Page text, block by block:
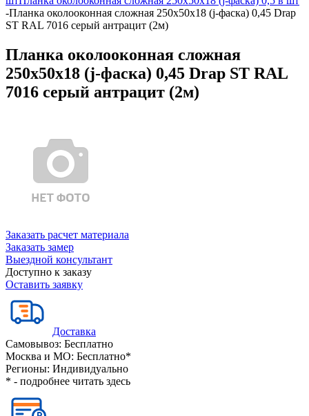
-Планка околооконная сложная 250х50х18 (j-фаска) 0,45 Drap
ST RAL 7016 серый антрацит (2м)
Планка околооконная сложная
250х50х18 (j-фаска) 0,45 Drap ST RAL
7016 серый антрацит (2м)
Заказать расчет материала
Заказать замер
Выездной консультант
Доступно к заказу
Оставить заявку
Доставка
Самовывоз: Бесплатно
Москва и МО: Бесплатно*
Регионы: Индивидуально
* - подробнее читать здесь